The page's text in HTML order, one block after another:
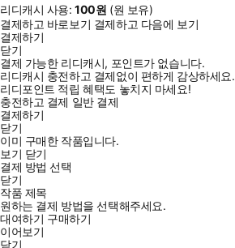
리디캐시 사용:100원 (원 보유)
결제하고 바로보기 결제하고 다음에 보기
결제하기
닫기
결제 가능한 리디캐시, 포인트가 없습니다.
리디캐시 충전하고 결제없이 편하게 감상하세요.
리디포인트 적립 혜택도 놓치지 마세요!
충전하고 결제 일반 결제
결제하기
닫기
이미 구매한 작품입니다.
보기 닫기
결제 방법 선택
닫기
작품 제목
원하는 결제 방법을 선택해주세요.
대여하기 구매하기
이어보기
닫기